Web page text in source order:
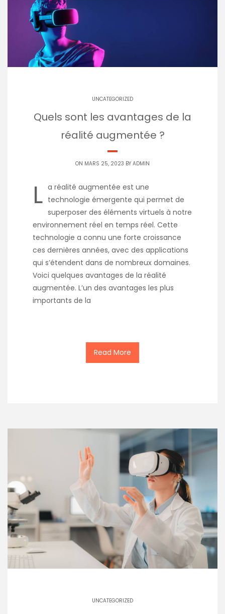
UNCATEGORIZED
Quels sont les avantages de la
réalité augmentée ?
ON MARS 25, 2023 BY ADMIN
L a réalité augmentée est une
technologie émergente qui permet de
superposer des éléments virtuels à notre
environnement réel en temps réel. Cette
technologie a connu une forte croissance
ces dernières années, avec des applications
qui s’étendent dans de nombreux domaines.
Voici quelques avantages de la réalité
augmentée. L’un des avantages les plus
importants de la
Read More
UNCATEGORIZED